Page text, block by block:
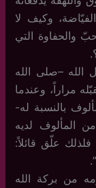
وكيف لا
والحفاوة التي
–صلى الله
مراراً، وعندما
بالنسبة له-
المألوف لديه
علّق قائلاً:
من بركة الله